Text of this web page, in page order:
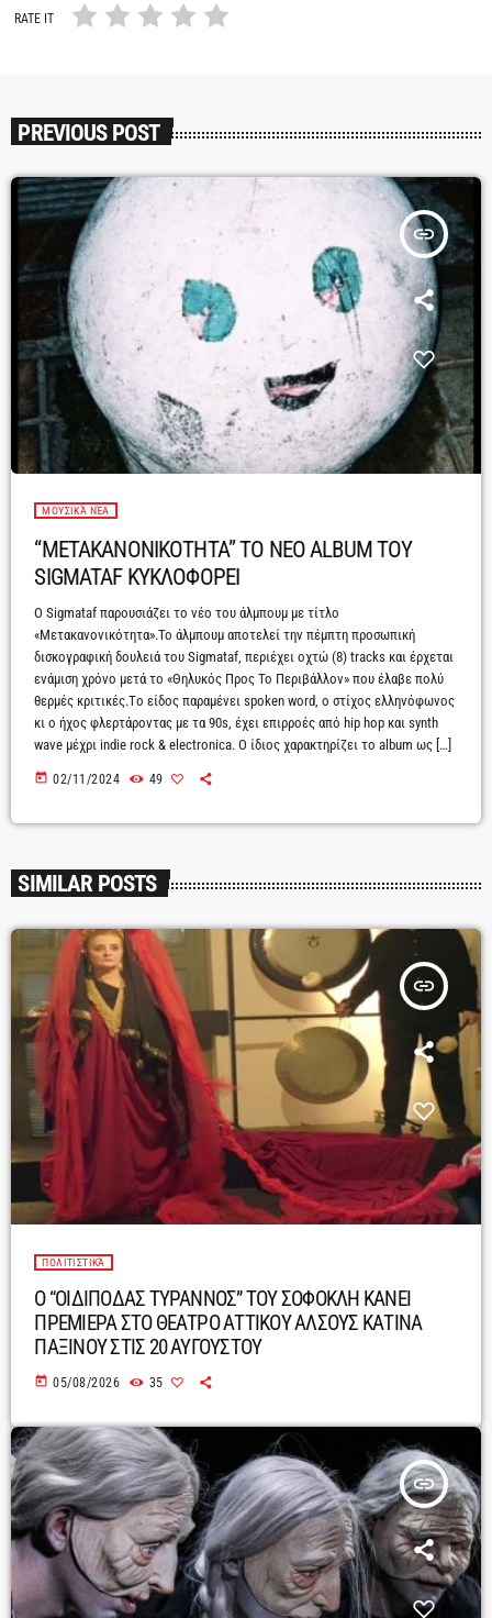
RATE IT
PREVIOUS POST
insert_link
ΜΟΥΣΙΚΆ ΝΈΑ
“METAKANONIKOTHTA” ΤΟ NEO ALBUM ΤΟΥ
SIGMATAF ΚΥΚΛΟΦΟΡΕΙ
O Sigmataf παρουσιάζει το νέο του άλμπουμ με τίτλο
«Μετακανονικότητα».To άλμπουμ αποτελεί την πέμπτη προσωπική
δισκογραφική δουλειά του Sigmataf, περιέχει οχτώ (8) tracks και έρχεται
ενάμιση χρόνο μετά το «Θηλυκός Προς Το Περιβάλλον» που έλαβε πολύ
θερμές κριτικές.Tο είδος παραμένει spoken word, o στίχος ελληνόφωνος
κι ο ήχος φλερτάροντας με τα 90s, έχει επιρροές από hip hop και synth
wave μέχρι indie rock & electronica. Ο ίδιος χαρακτηρίζει το album ως […]
today 02/11/2024 49
SIMILAR POSTS
insert_link
ΠΟΛΙΤΙΣΤΙΚΆ
Ο “ΟΙΔΙΠΟΔΑΣ ΤΥΡΑΝΝΟΣ” ΤΟΥ ΣΟΦΟΚΛΗ ΚΑΝΕΙ
ΠΡΕΜΙΕΡΑ ΣΤΟ ΘΕΑΤΡΟ ΑΤΤΙΚΟΥ ΑΛΣΟΥΣ ΚΑΤΙΝΑ
ΠΑΞΙΝΟΥ ΣΤΙΣ 20 ΑΥΓΟΥΣΤΟΥ
today 05/08/2026 35
insert_link